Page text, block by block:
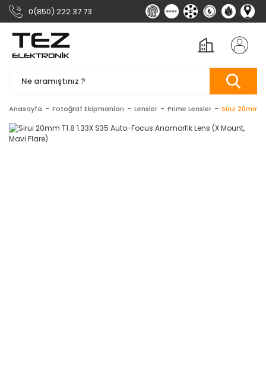
0(850) 222 37 73
Anasayfa Fotoğraf Ekipmanları Lensler Prime Lensler Sirui 20mm